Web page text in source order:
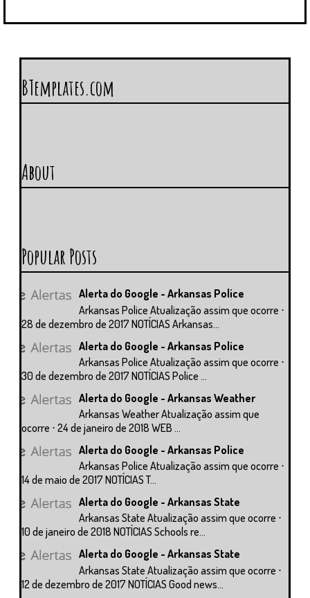
BTemplates.com
About
Popular Posts
Alerta do Google - Arkansas Police
Arkansas Police Atualização assim que ocorre ⋅
28 de dezembro de 2017 NOTÍCIAS Arkansas...
Alerta do Google - Arkansas Police
Arkansas Police Atualização assim que ocorre ⋅
30 de dezembro de 2017 NOTÍCIAS Police ...
Alerta do Google - Arkansas Weather
Arkansas Weather Atualização assim que
ocorre ⋅ 24 de janeiro de 2018 WEB ...
Alerta do Google - Arkansas Police
Arkansas Police Atualização assim que ocorre ⋅
14 de maio de 2017 NOTÍCIAS T...
Alerta do Google - Arkansas State
Arkansas State Atualização assim que ocorre ⋅
10 de janeiro de 2018 NOTÍCIAS Schools re...
Alerta do Google - Arkansas State
Arkansas State Atualização assim que ocorre ⋅
12 de dezembro de 2017 NOTÍCIAS Good news...